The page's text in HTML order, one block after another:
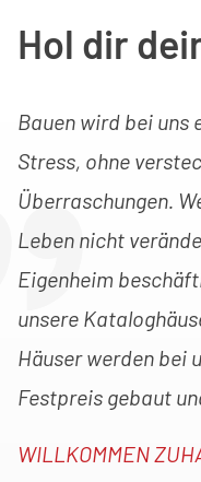
Hol dir
Bauen wird bei uns
Stress, ohne
Überraschungen.
Leben nicht
Eigenheim
unsere
Häuser werden bei
Festpreis gebaut
WILLKOMMEN